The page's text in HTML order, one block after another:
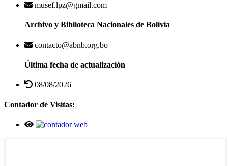
musef.lpz@gmail.com
Archivo y Biblioteca Nacionales de Bolivia
contacto@abnb.org.bo
Última fecha de actualización
08/08/2026
Contador de Visitas: